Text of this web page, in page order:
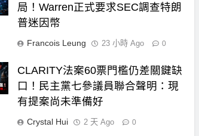
局！Warren正式要求SEC調查特朗
普迷因幣
Francois Leung 23 小時 Ago 0
CLARITY法案60票門檻仍差關鍵缺
口！民主黨七參議員聯合聲明：現
有提案尚未準備好
Crystal Hui 2 天 Ago 0